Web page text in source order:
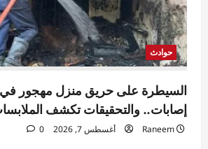
حوادث
السيطرة على حريق منزل مهجور
إصابات.. والتحقيقات تكشف
Raneem أغسطس 7, 2026 0